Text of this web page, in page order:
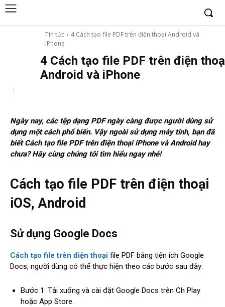
Tin tức
4 Cách tạo file PDF trên điện thoại Android và
iPhone
4 Cách tạo file PDF trên điện
Android và iPhone
Ngày nay, các tệp dạng PDF ngày càng được người dùng sử
dụng một cách phổ biến. Vậy ngoài sử dụng máy tính, bạn đã
biết Cách tạo file PDF trên điện thoại iPhone và Android hay
chưa? Hãy cùng chúng tôi tìm hiểu ngay nhé!
Cách tạo file PDF trên điện thoại
iOS, Android
Sử dụng Google Docs
Cách tạo file trên điện thoại file PDF bằng tiện ích Google
Docs, người dùng có thể thực hiện theo các bước sau đây:
Bước 1: Tải xuống và cài đặt Google Docs trên Ch Play
hoặc App Store.